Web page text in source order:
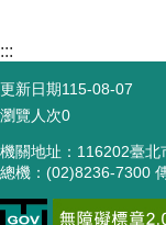
:::
更新日期115-08-07
瀏覽人次0
機關地址：116202臺
總機：(02)8236-7300